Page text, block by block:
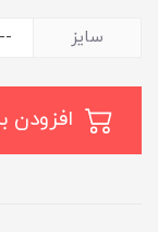
سایز